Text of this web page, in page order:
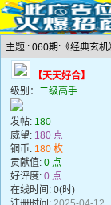
主题 : 060期:《经典玄
【天天好合】
级别： 二级高手
发帖: 180
威望: 180 点
铜币: 180 枚
贡献值: 0 点
好评度: 0 点
在线时间: 0(时)